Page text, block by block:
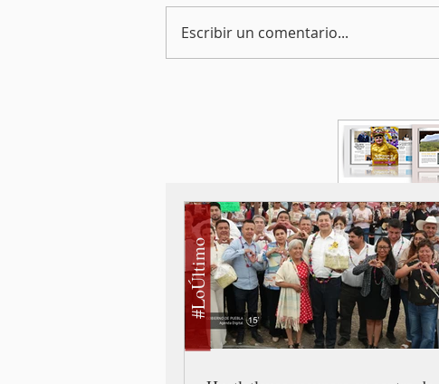
Escribir un comentario...
#LoÚltimo